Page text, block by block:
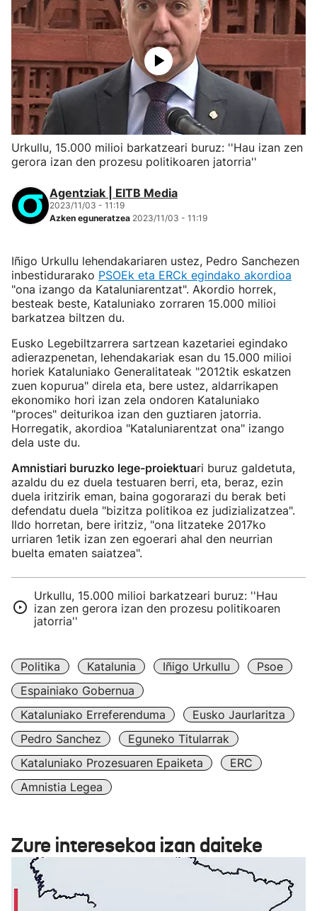
Urkullu, 15.000 milioi barkatzeari buruz: ''Hau izan zen
gerora izan den prozesu politikoaren jatorria''
Agentziak | EITB Media
2023/11/03 - 11:19
Azken eguneratzea 2023/11/03 - 11:19
Iñigo Urkullu lehendakariaren ustez, Pedro Sanchezen
inbestidurarako PSOEk eta ERCk egindako akordioa
"ona izango da Kataluniarentzat". Akordio horrek,
besteak beste, Kataluniako zorraren 15.000 milioi
barkatzea biltzen du.
Eusko Legebiltzarrera sartzean kazetariei egindako
adierazpenetan, lehendakariak esan du 15.000 milioi
horiek Kataluniako Generalitateak "2012tik eskatzen
zuen kopurua" direla eta, bere ustez, aldarrikapen
ekonomiko hori izan zela ondoren Kataluniako
"proces" deiturikoa izan den guztiaren jatorria.
Horregatik, akordioa "Kataluniarentzat ona" izango
dela uste du.
Amnistiari buruzko lege-proiektuari buruz galdetuta,
azaldu du ez duela testuaren berri, eta, beraz, ezin
duela iritzirik eman, baina gogorarazi du berak beti
defendatu duela "bizitza politikoa ez judizializatzea".
Ildo horretan, bere iritziz, "ona litzateke 2017ko
urriaren 1etik izan zen egoerari ahal den neurrian
buelta ematen saiatzea".
Urkullu, 15.000 milioi barkatzeari buruz: ''Hau
izan zen gerora izan den prozesu politikoaren
jatorria''
Politika Katalunia Iñigo Urkullu
Psoe
Espainiako Gobernua
Kataluniako Erreferenduma
Eusko Jaurlaritza
Pedro Sanchez
Eguneko Titularrak
Kataluniako Prozesuaren Epaiketa
ERC
Amnistia Legea
Zure interesekoa izan daiteke